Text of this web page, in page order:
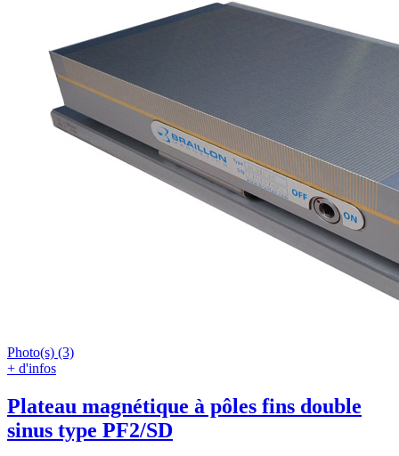
Photo(s) (3)
+ d'infos
Plateau magnétique à pôles fins double
sinus type PF2/SD